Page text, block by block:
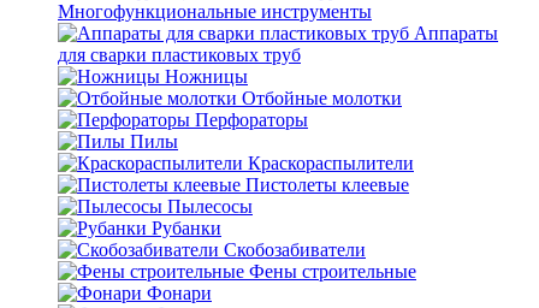
Многофункциональные инструменты
Аппараты
для сварки пластиковых труб
Ножницы
Отбойные молотки
Перфораторы
Пилы
Краскораспылители
Пистолеты клеевые
Пылесосы
Рубанки
Скобозабиватели
Фены строительные
Фонари